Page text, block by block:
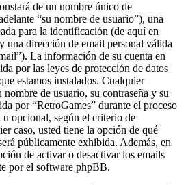
de un nombre único de
“su nombre de usuario”), una
para la identificación (de aquí en
una dirección de email personal válida
La información de su cuenta en
por las leyes de protección de datos
estamos instalados. Cualquier
de usuario, su contraseña y su
por “RetroGames” durante el proceso
opcional, según el criterio de
caso, usted tiene la opción de qué
públicamente exhibida. Además, en
de activar o desactivar los emails
por el software phpBB.